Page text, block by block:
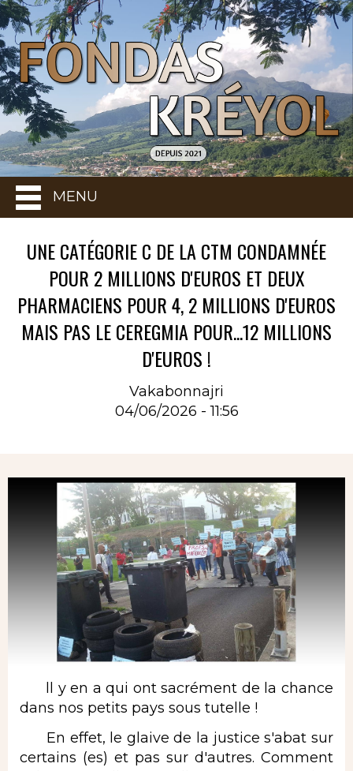
MENU
UNE CATÉGORIE C DE LA CTM CONDAMNÉE
POUR 2 MILLIONS D'EUROS ET DEUX
PHARMACIENS POUR 4, 2 MILLIONS D'EUROS
MAIS PAS LE CEREGMIA POUR...12 MILLIONS
D'EUROS !
Vakabonnajri
04/06/2026 - 11:56
ll y en a qui ont sacrément de la chance
dans nos petits pays sous tutelle !
En effet, le glaive de la justice s'abat sur
certains (es) et pas sur d'autres. Comment